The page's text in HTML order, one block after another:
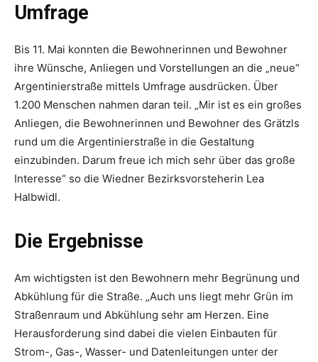
Umfrage
Bis 11. Mai konnten die Bewohnerinnen und Bewohner
ihre Wünsche, Anliegen und Vorstellungen an die „neue“
Argentinierstraße mittels Umfrage ausdrücken. Über
1.200 Menschen nahmen daran teil. „Mir ist es ein großes
Anliegen, die Bewohnerinnen und Bewohner des Grätzls
rund um die Argentinierstraße in die Gestaltung
einzubinden. Darum freue ich mich sehr über das große
Interesse“ so die Wiedner Bezirksvorsteherin Lea
Halbwidl.
Die Ergebnisse
Am wichtigsten ist den Bewohnern mehr Begrünung und
Abkühlung für die Straße. „Auch uns liegt mehr Grün im
Straßenraum und Abkühlung sehr am Herzen. Eine
Herausforderung sind dabei die vielen Einbauten für
Strom-, Gas-, Wasser- und Datenleitungen unter der